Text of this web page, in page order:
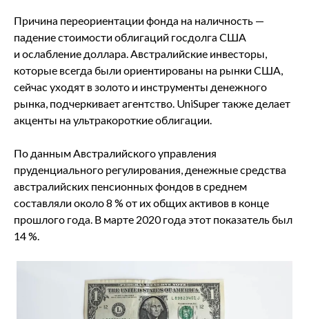
Причина переориентации фонда на наличность —
падение стоимости облигаций госдолга США
и ослабление доллара. Австралийские инвесторы,
которые всегда были ориентированы на рынки США,
сейчас уходят в золото и инструменты денежного
рынка, подчеркивает агентство. UniSuper также делает
акценты на ультракороткие облигации.
По данным Австралийского управления
пруденциального регулирования, денежные средства
австралийских пенсионных фондов в среднем
составляли около 8 % от их общих активов в конце
прошлого года. В марте 2020 года этот показатель был
14 %.